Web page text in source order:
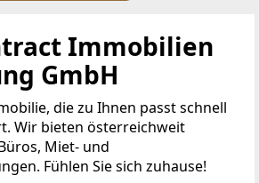
Immobilien
GmbH
die zu Ihnen passt schnell
Wir bieten österreichweit
Miet- und
Fühlen Sie sich zuhause!